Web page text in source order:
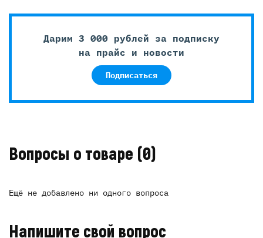
Дарим 3 000 рублей за подписку
на прайс и новости
Подписаться
Вопросы о товаре (0)
Ещё не добавлено ни одного вопроса
Напишите свой вопрос